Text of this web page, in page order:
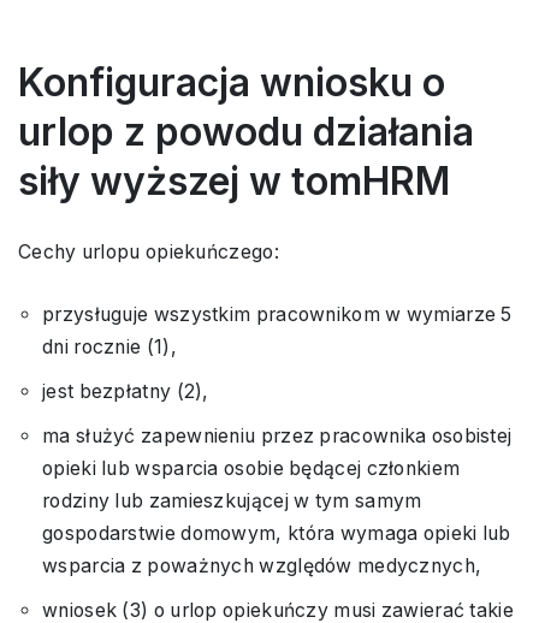
Konfiguracja wniosku o
urlop z powodu działania
siły wyższej w tomHRM
Cechy urlopu opiekuńczego:
przysługuje wszystkim pracownikom w wymiarze 5
dni rocznie (1),
jest bezpłatny (2),
ma służyć zapewnieniu przez pracownika osobistej
opieki lub wsparcia osobie będącej członkiem
rodziny lub zamieszkującej w tym samym
gospodarstwie domowym, która wymaga opieki lub
wsparcia z poważnych względów medycznych,
wniosek (3) o urlop opiekuńczy musi zawierać takie